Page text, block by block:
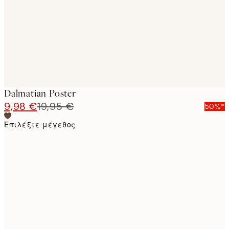
Dalmatian Poster
9,98 €19,95 €
50%*
Επιλέξτε μέγεθος